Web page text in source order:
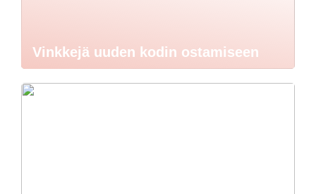
Vinkkejä uuden kodin ostamiseen